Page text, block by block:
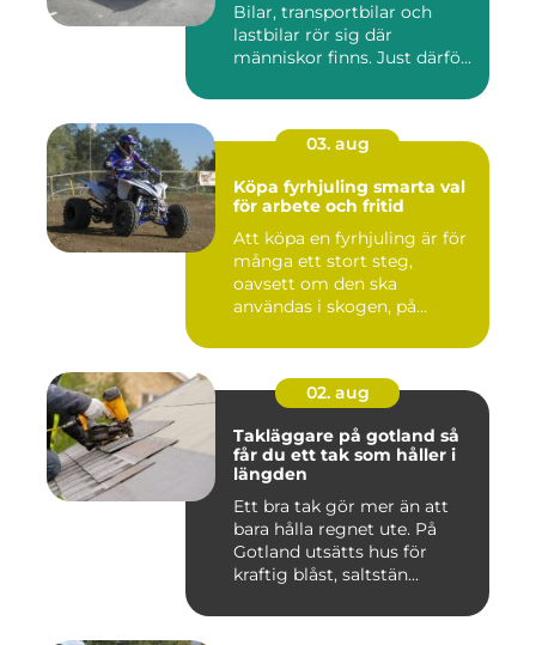
Bilar, transportbilar och
lastbilar rör sig där
människor finns. Just därfö...
03. aug
Köpa fyrhjuling smarta val
för arbete och fritid
Att köpa en fyrhjuling är för
många ett stort steg,
oavsett om den ska
användas i skogen, på
02. aug
Takläggare på gotland så
får du ett tak som håller i
längden
Ett bra tak gör mer än att
bara hålla regnet ute. På
Gotland utsätts hus för
kraftig blåst, saltstän...